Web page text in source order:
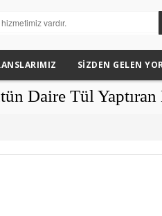
SIZDEN GELEN
Tül Yaptıran